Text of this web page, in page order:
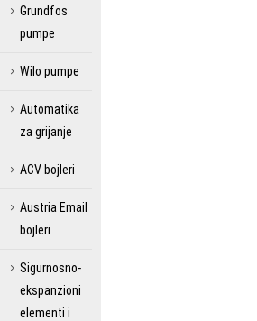
Grundfos
pumpe
Wilo pumpe
Automatika
za grijanje
ACV bojleri
Austria Email
bojleri
Sigurnosno-
ekspanzioni
elementi i